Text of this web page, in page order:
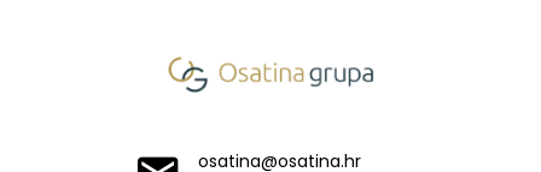
osatina@osatina.hr